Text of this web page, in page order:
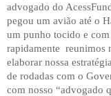
advogado do
pegou um avião até o
um punho tocido e
rapidamente reunimos
elaborar nossa
de rodadas com o
com nosso “advogado